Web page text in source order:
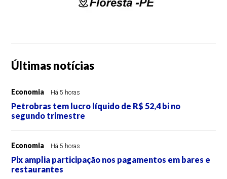
Últimas notícias
Economia Há 5 horas
Petrobras tem lucro líquido de R$ 52,4 bi no
segundo trimestre
Economia Há 5 horas
Pix amplia participação nos pagamentos em bares e
restaurantes